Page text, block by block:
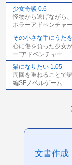
少女奇談 0.6
怪物から逃げながら
ホラーアドベンチャー
その小さな手にうた
心に傷を負った少女
ー”アドベンチャー
猫になりたい 1.05
周回を重ねることで
編SFノベルゲーム
文書作成